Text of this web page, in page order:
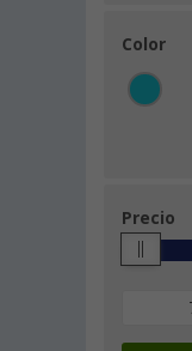
Color
Precio